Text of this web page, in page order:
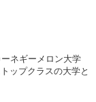
ネギーメロン大学
ップクラスの大学と